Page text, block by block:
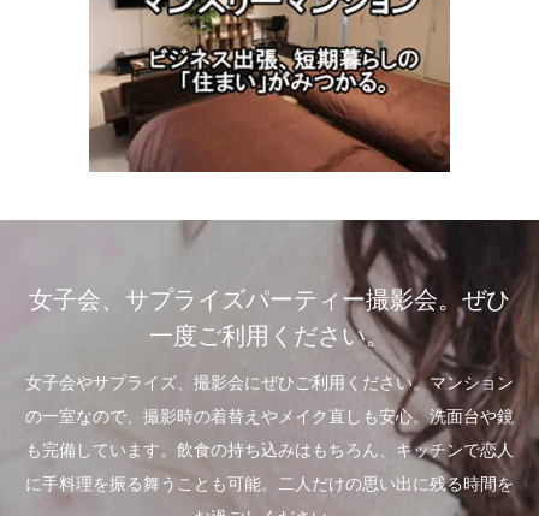
女子会、サプライズパーティー撮影会。ぜひ
一度ご利用ください。
女子会やサプライズ、撮影会にぜひご利用ください。マンション
の一室なので、撮影時の着替えやメイク直しも安心。洗面台や鏡
も完備しています。飲食の持ち込みはもちろん、キッチンで恋人
に手料理を振る舞うことも可能。二人だけの思い出に残る時間を